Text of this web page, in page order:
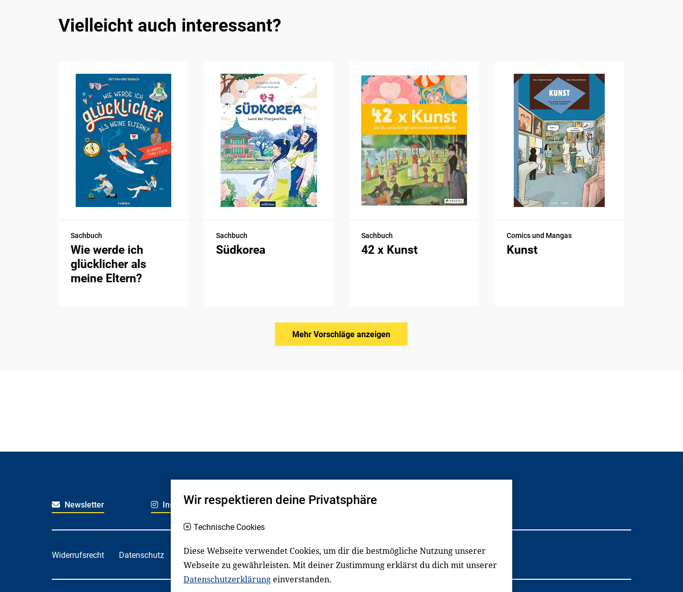
Vielleicht auch interessant?
Sachbuch
Wie werde ich
glücklicher als
meine Eltern?
Sachbuch
Südkorea
Sachbuch
42 x Kunst
Comics und Mangas
Kunst
Mehr Vorschläge anzeigen
Newsletter Instagram Facebook LinkedIn
Widerrufsrecht Datenschutz Haftungsausschluss Impressum
Wir respektieren deine Privatsphäre
Technische Cookies
Diese Webseite verwendet Cookies, um dir die bestmögliche Nutzung unserer
Webseite zu gewährleisten. Mit deiner Zustimmung erklärst du dich mit unserer
Datenschutzerklärung einverstanden.